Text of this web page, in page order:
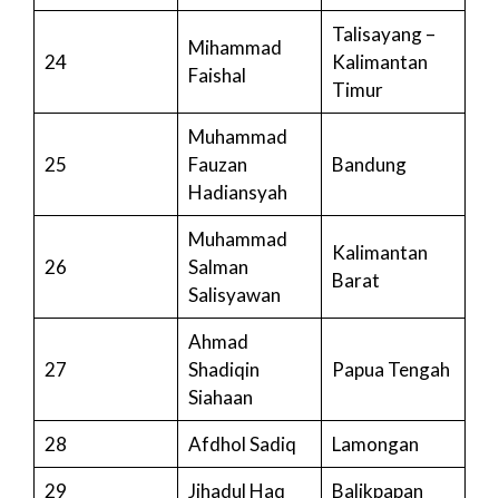
24
Mihammad
Faishal
Talisayang –
Kalimantan
Timur
25
Muhammad
Fauzan
Hadiansyah
Bandung
26
Muhammad
Salman
Salisyawan
Kalimantan
Barat
27
Ahmad
Shadiqin
Siahaan
Papua Tengah
28 Afdhol Sadiq
Lamongan
29
Jihadul Haq Balikpapan